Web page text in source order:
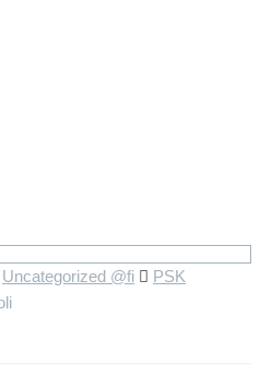
Uncategorized @fi
PSK